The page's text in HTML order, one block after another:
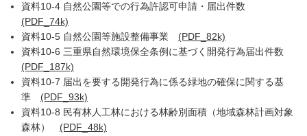
資料10-4 自然公園等での行為許認可申請・届出件数
(PDF_74k)
資料10-5 自然公園等施設整備事業 (PDF_82k)
資料10-6 三重県自然環境保全条例に基づく開発行為届出件数
(PDF_187k)
資料10-7 届出を要する開発行為に係る緑地の確保に関する基
準 (PDF_93k)
資料10-8 民有林人工林における林齢別面積（地域森林計画対象
森林） (PDF_48k)